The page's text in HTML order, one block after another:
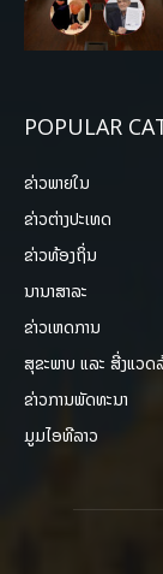
POPULAR
ຂ່າວພາຍ​ໃນ
ຂ່າວຕ່າງປະເທດ
ຂ່າວທ້ອງຖິ່ນ
ນານາສາລະ
ຂ່າວເຫດການ
ສຸຂະພາບ ແລະ ສີ່ງແວ
ຂ່າວການພັດທະນາ
ມູມໄອທີລາວ